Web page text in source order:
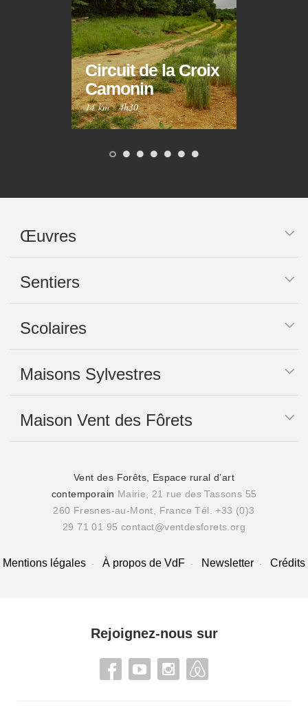
Circuit de la Croix
Camonin
14 km·4h30
Œuvres
Sentiers
Scolaires
Maisons Sylvestres
Maison Vent des Fôrets
Vent des Forêts, Espace rural d’art
contemporain Mairie, 21 rue des Tassons 55
260 Fresnes-au-Mont, France Tél. +33 (0)3
29 71 01 95 contact@ventdesforets.org
Mentions légales À propos de VdF Newsletter Crédits
Rejoignez-nous sur